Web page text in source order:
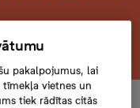
pakalpojumus, lai
vietnes un
tiek rādītas citās